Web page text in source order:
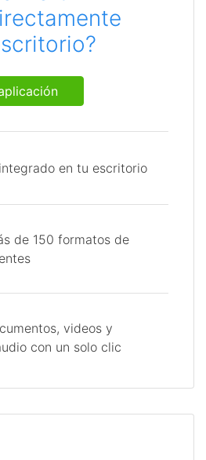
en tu escritorio
de 150 formatos de
videos y
con un solo clic